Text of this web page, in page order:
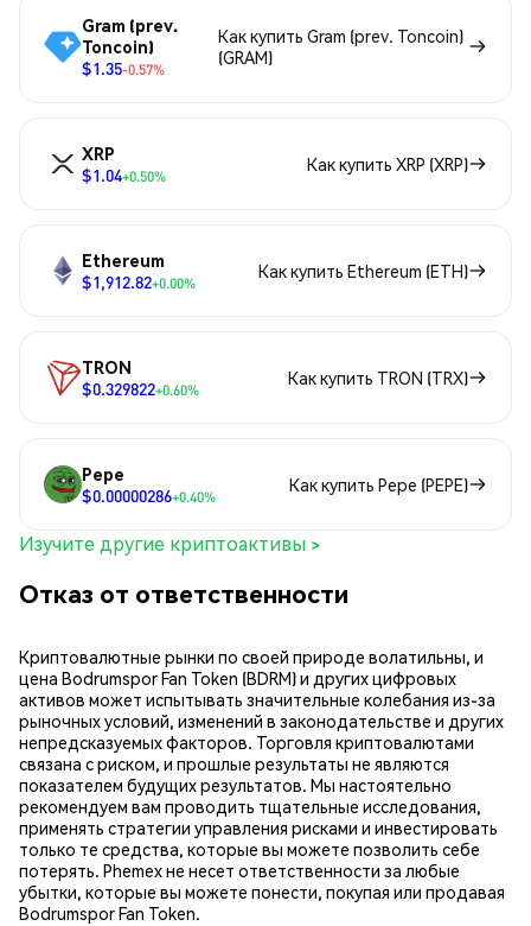
Gram (prev.
Toncoin)
$1.35-0.57%
Как купить Gram (prev. Toncoin)
(GRAM)
XRP
$1.04+0.50%
Как купить XRP (XRP)
Ethereum
$1,912.82+0.00%
Как купить Ethereum (ETH)
TRON
$0.329822+0.60%
Как купить TRON (TRX)
Pepe
$0.00000286+0.40%
Как купить Pepe (PEPE)
Изучите другие криптоактивы >
Отказ от ответственности
Криптовалютные рынки по своей природе волатильны, и
цена Bodrumspor Fan Token (BDRM) и других цифровых
активов может испытывать значительные колебания из-за
рыночных условий, изменений в законодательстве и других
непредсказуемых факторов. Торговля криптовалютами
связана с риском, и прошлые результаты не являются
показателем будущих результатов. Мы настоятельно
рекомендуем вам проводить тщательные исследования,
применять стратегии управления рисками и инвестировать
только те средства, которые вы можете позволить себе
потерять. Phemex не несет ответственности за любые
убытки, которые вы можете понести, покупая или продавая
Bodrumspor Fan Token.